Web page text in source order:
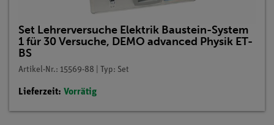
Set Lehrerversuche Elektrik Baustein-System
1 für 30 Versuche, DEMO advanced Physik ET-
BS
Artikel-Nr.: 15569-88 | Typ: Set
Lieferzeit: Vorrätig